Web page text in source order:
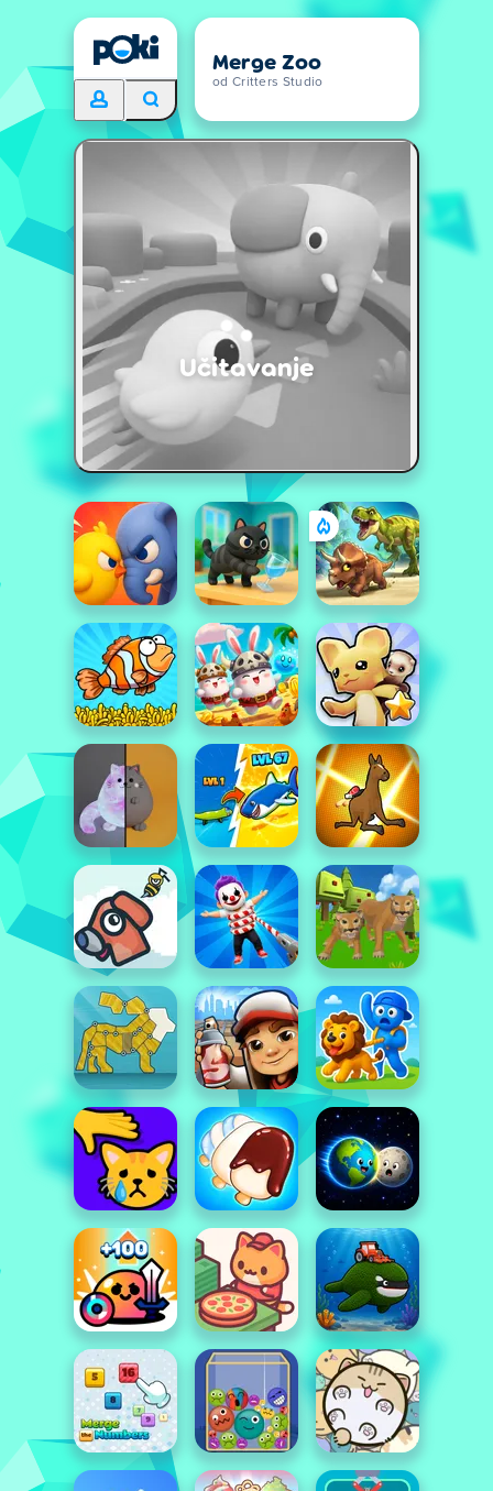
Merge Zoo
od Critters Studio
Učitavanje